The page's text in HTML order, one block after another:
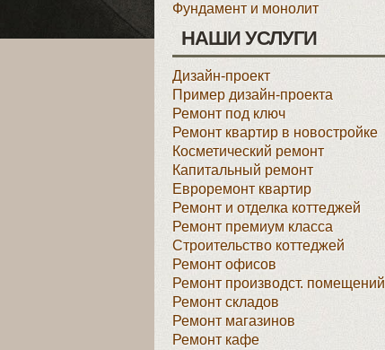
Фундамент и монолит
НАШИ УСЛУГИ
Дизайн-проект
Пример дизайн-проекта
Ремонт под ключ
Ремонт квартир в новостройке
Косметический ремонт
Капитальный ремонт
Евроремонт квартир
Ремонт и отделка коттеджей
Ремонт премиум класса
Строительство коттеджей
Ремонт офисов
Ремонт производст. помещений
Ремонт складов
Ремонт магазинов
Ремонт кафе